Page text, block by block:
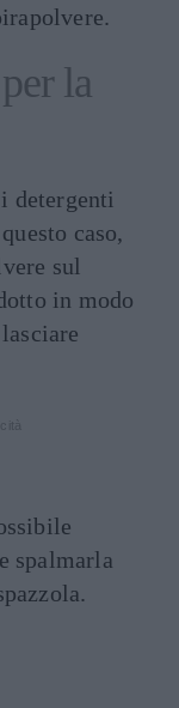
la
detergenti
caso,
sul
in modo
spalmarla